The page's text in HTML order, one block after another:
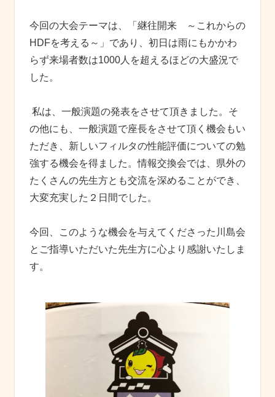
今回の大会テーマは、「継往開来 ～これからの
HDFを考える～」であり、初日は雨にもかかわ
らず来場者数は1000人を超えるほどの大盛況で
した。
私は、一般演題の発表をさせて頂きました。そ
の他にも、一般演題で座長をさせて頂く機会もい
ただき、新しいフィルタの性能評価についての勉
強する機会を得ました。情報交換会では、県外の
たくさんの先生方とも交流を深めることができ、
大変充実した２日間でした。
今回、このような機会を与えてくださった川島会
とご指導いただいた先生方に心より感謝いたしま
す。